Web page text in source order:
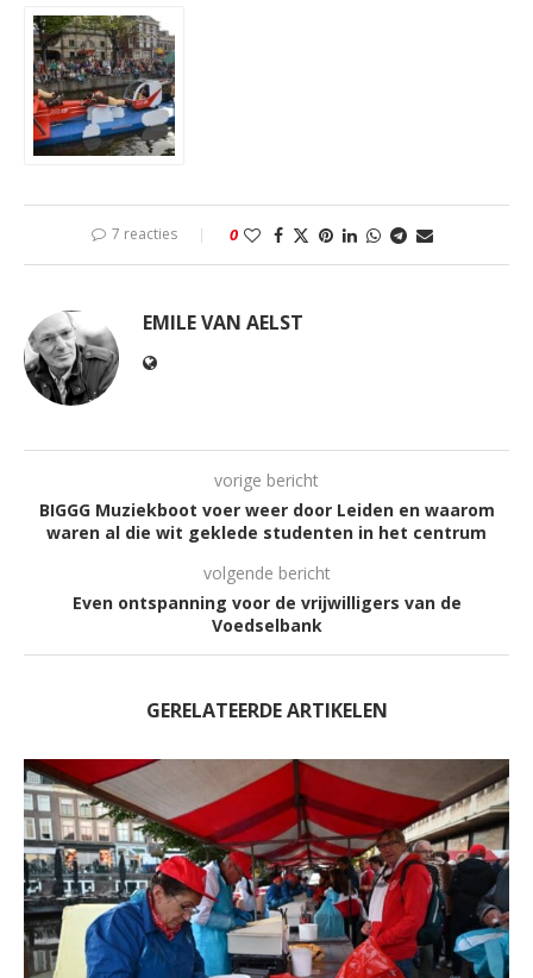
7 reacties 0
EMILE VAN AELST
vorige bericht
BIGGG Muziekboot voer weer door Leiden en waarom
waren al die wit geklede studenten in het centrum
volgende bericht
Even ontspanning voor de vrijwilligers van de
Voedselbank
GERELATEERDE ARTIKELEN